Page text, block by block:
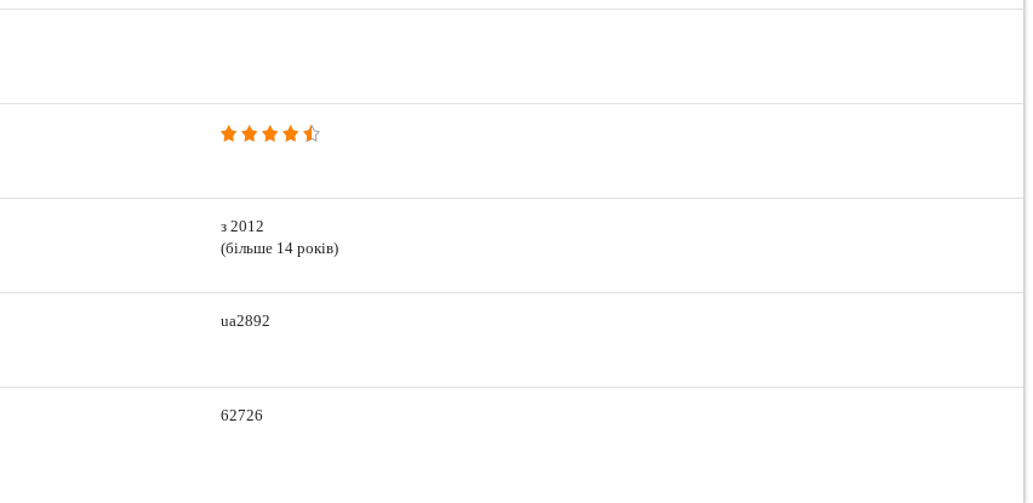
з 2012
(більше 14 років)
ua2892
62726